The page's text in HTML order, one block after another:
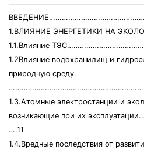
1.ВЛИЯНИЕ ЭНЕРГЕТИКИ НА
1.1.Влияние
1.2Влияние водохранилищ и
природную среду.
1.3.Атомные электростанции и
возникающие при их
….11
1.4.Вредные последствия от